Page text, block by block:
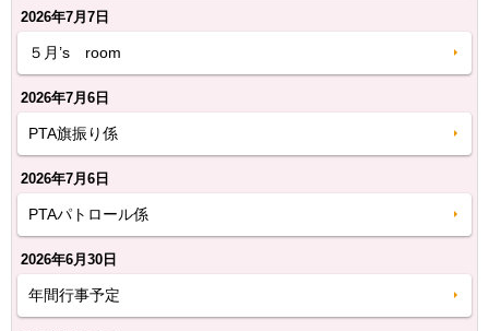
2026年7月7日
５月’s room
2026年7月6日
PTA旗振り係
2026年7月6日
PTAパトロール係
2026年6月30日
年間行事予定